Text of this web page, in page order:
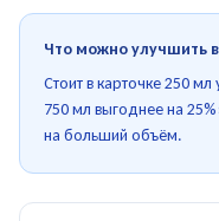
Что можно улучшить
Стоит в карточке 250
750 мл выгоднее на
на больший объём.